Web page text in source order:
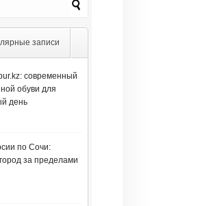
записи
современный
обуви для
день
по Сочи:
за пределами